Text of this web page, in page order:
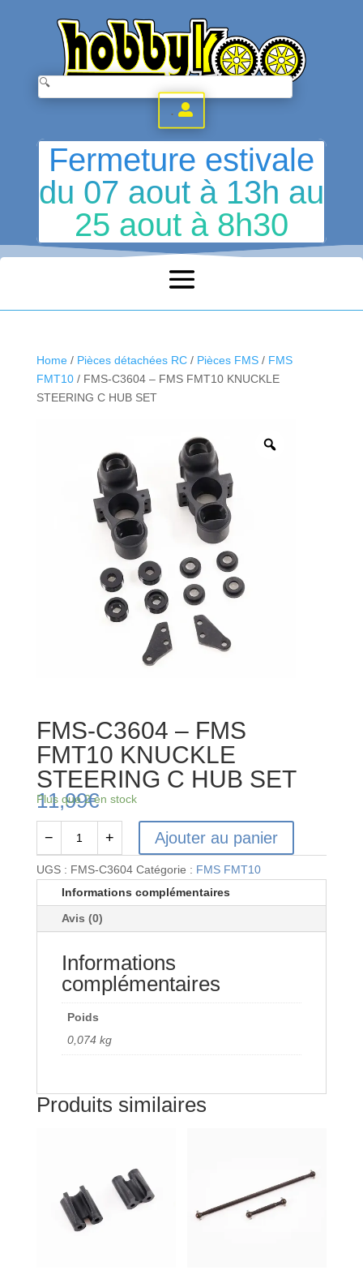
.
Fermeture estivale
du 07 aout à 13h au
25 aout à 8h30
Home/ Pièces détachées RC/ Pièces FMS/ FMS
FMT10/ FMS-C3604 – FMS FMT10 KNUCKLE
STEERING C HUB SET
FMS-C3604 – FMS
FMT10 KNUCKLE
STEERING C HUB SET
11,99€
Plus que 2 en stock
quantité
de
FMS-
FMT10
STEERING
− + Ajouter au panier
UGS : FMS-C3604 Catégorie : FMS FMT10
Informations complémentaires
Avis (0)
Informations
complémentaires
Poids
0,074 kg
Produits similaires